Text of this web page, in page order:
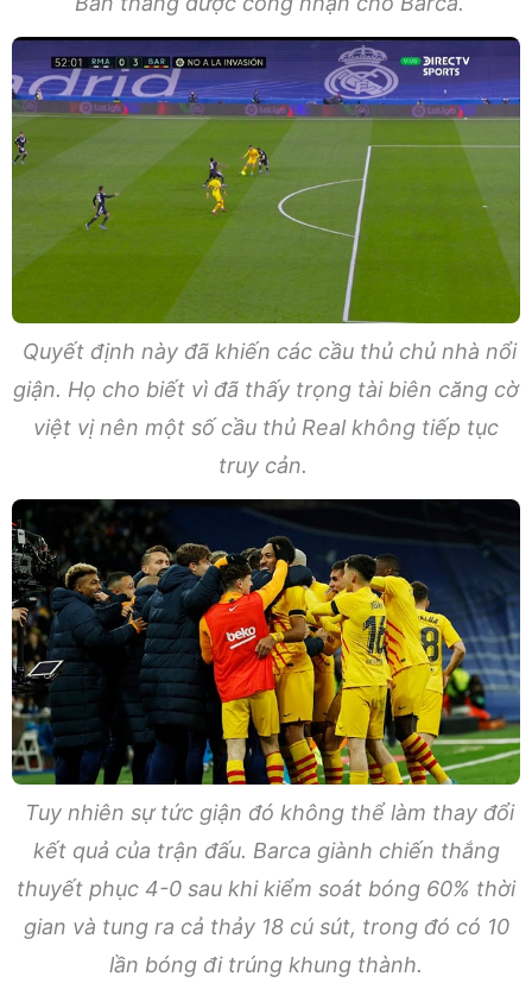
Quyết định này đã khiến các cầu thủ chủ nhà nổi
giận. Họ cho biết vì đã thấy trọng tài biên căng cờ
việt vị nên một số cầu thủ Real không tiếp tục
truy cản.
Tuy nhiên sự tức giận đó không thể làm thay đổi
kết quả của trận đấu. Barca giành chiến thắng
thuyết phục 4-0 sau khi kiểm soát bóng 60% thời
gian và tung ra cả thảy 18 cú sút, trong đó có 10
lần bóng đi trúng khung thành.